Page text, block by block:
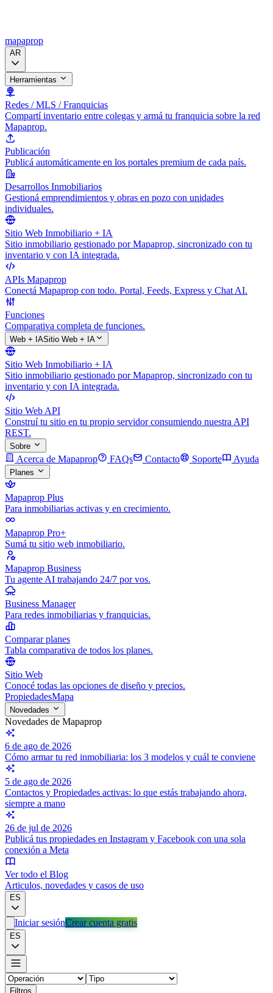
mapaprop
AR
Herramientas
Redes / MLS / Franquicias
Compartí inventario entre colegas y armá tu franquicia sobre la red
Mapaprop.
Publicación
Publicá automáticamente en los portales premium de cada país.
Desarrollos Inmobiliarios
Gestioná emprendimientos y obras en pozo con unidades
individuales.
Sitio Web Inmobiliario + IA
Sitio inmobiliario gestionado por Mapaprop, sincronizado con tu
inventario y con IA integrada.
APIs Mapaprop
Conectá Mapaprop con todo. Portal, Feeds, Express y Chat AI.
Funciones
Comparativa completa de funciones.
Web + IASitio Web + IA
Sitio Web Inmobiliario + IA
Sitio inmobiliario gestionado por Mapaprop, sincronizado con tu
inventario y con IA integrada.
Sitio Web API
Construí tu sitio en tu propio servidor consumiendo nuestra API
REST.
Sobre
Acerca de Mapaprop FAQs Contacto Soporte Ayuda
Planes
Mapaprop Plus
Para inmobiliarias activas y en crecimiento.
Mapaprop Pro+
Sumá tu sitio web inmobiliario.
Mapaprop Business
Tu agente AI trabajando 24/7 por vos.
Business Manager
Para redes inmobiliarias y franquicias.
Comparar planes
Tabla comparativa de todos los planes.
Sitio Web
Conocé todas las opciones de diseño y precios.
PropiedadesMapa
Novedades
Novedades de Mapaprop
6 de ago de 2026
Cómo armar tu red inmobiliaria: los 3 modelos y cuál te conviene
5 de ago de 2026
Contactos y Propiedades activas: lo que estás trabajando ahora,
siempre a mano
26 de jul de 2026
Publicá tus propiedades en Instagram y Facebook con una sola
conexión a Meta
Ver todo el Blog
Articulos, novedades y casos de uso
ES
Iniciar sesiónCrear cuenta gratis
ES
Filtros